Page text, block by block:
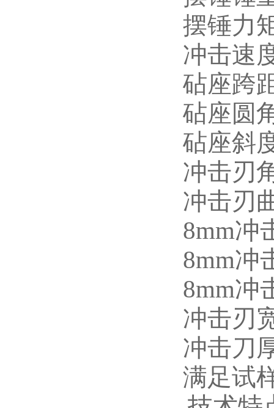
摆锤力
冲击速
砧座跨
砧座圆
砧座斜
冲击刃
冲击刃
8mm冲
8mm冲
8mm冲
冲击刃
冲击刀
满足试